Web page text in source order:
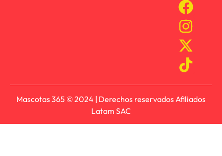
Mascotas 365 © 2024 | Derechos reservados Afiliados
Latam SAC